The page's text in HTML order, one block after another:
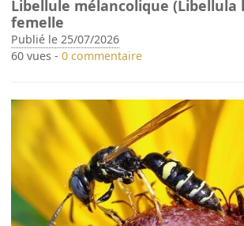
Libellule mélancolique (Libellula
femelle
Publié le 25/07/2026
60 vues -0 commentaire